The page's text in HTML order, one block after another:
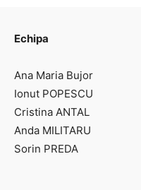
Echipa
Ana Maria Bujor
Ionut POPESCU
Cristina ANTAL
Anda MILITARU
Sorin PREDA